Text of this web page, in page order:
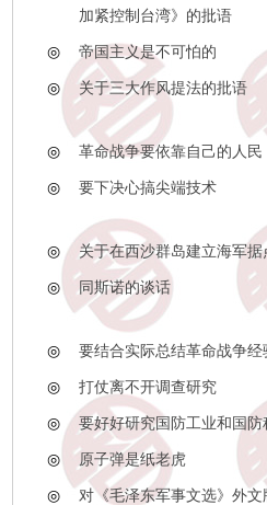
加紧控制台湾》的批语
◎ 帝国主义是不可怕的
◎ 关于三大作风提法的批语
◎ 革命战争要依靠自己的人民
◎ 要下决心搞尖端技术
◎ 关于在西沙群岛建立海军
◎ 同斯诺的谈话
◎ 要结合实际总结革命战争经
◎ 打仗离不开调查研究
◎ 要好好研究国防工业和国防
◎ 原子弹是纸老虎
◎ 对《毛泽东军事文选》外